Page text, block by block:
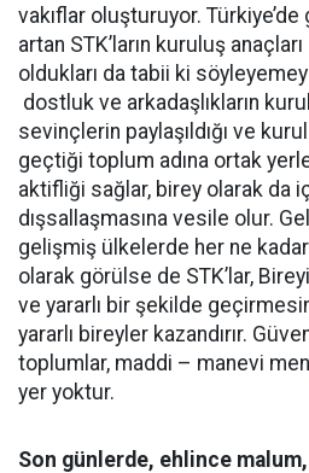
vakıflar oluşturuyor. Türkiye’de
artan STK’ların kuruluş
oldukları da tabii ki
dostluk ve arkadaşlıkların
sevinçlerin paylaşıldığı ve
geçtiği toplum adına ortak
aktifliği sağlar, birey olarak da
dışsallaşmasına vesile olur.
gelişmiş ülkelerde her ne
olarak görülse de STK’lar,
ve yararlı bir şekilde
yararlı bireyler kazandırır.
toplumlar, maddi – manevi
yer yoktur.
Son günlerde, ehlince